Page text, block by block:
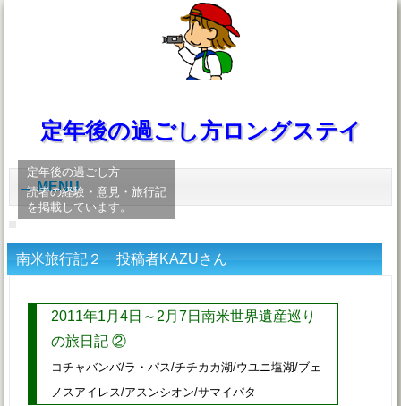
定年後の過ごし方ロングステイ
MENU
定年後の過ごし方
読者の経験・意見・旅行記
を掲載しています。
南米旅行記２ 投稿者KAZUさん
2011年1月4日～2月7日南米世界遺産巡り
の旅日記 ②
コチャバンバ/ラ・パス/チチカカ湖/ウユニ塩湖/ブェ
ノスアイレス/アスンシオン/サマイパタ